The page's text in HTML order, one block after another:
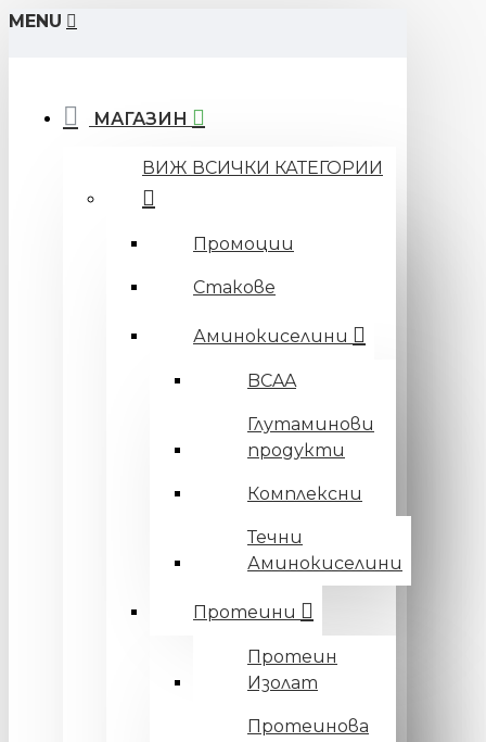
MENU
МАГАЗИН
ВИЖ ВСИЧКИ КАТЕГОРИИ
Промоции
Стакове
Аминокиселини
BCAA
Глутаминови
продукти
Комплексни
Течни
Аминокиселини
Протеини
Протеин
Изолат
Протеинова